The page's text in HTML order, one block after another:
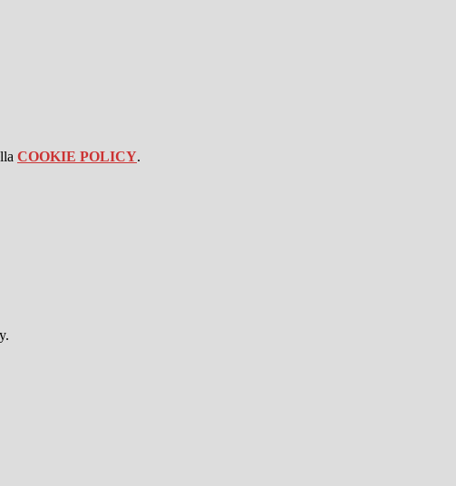
COOKIE POLICY.